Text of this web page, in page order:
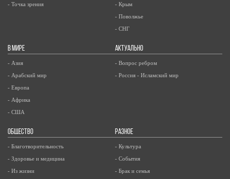
- Точка зрения
- Крым
- Поволжье
- СНГ
В МИРЕ
- Азия
- Арабский мир
- Европа
- Африка
- США
АКТУАЛЬНО
- Вопрос ребром
- Россия - Исламский мир
ОБЩЕСТВО
- Благотворительность
- Здоровье и медицина
- Из жизни
РАЗНОЕ
- Культура
- События
- Брак и семья